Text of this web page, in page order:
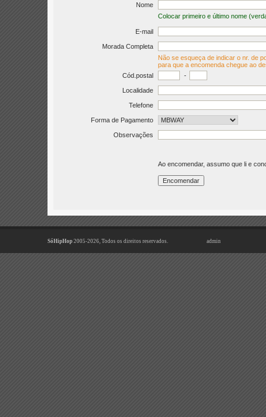
Nome
Colocar primeiro e último nome
E-mail
Morada Completa
Não se esqueça de indicar o nr. de
para que a encomenda chegue ao
Cód.postal
-
Localidade
Telefone
Forma de Pagamento
Observações
Ao encomendar, assumo que li e
SóHipHop 2005-2026, Todos os direitos reservados. admin